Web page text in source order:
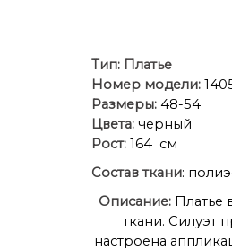
Тип: Платье
Номер модели:
Размеры: 48-54
Цвета: черный
Рост: 164 см
Состав ткани:
Описание: Платье
ткани. Силуэт
настроена